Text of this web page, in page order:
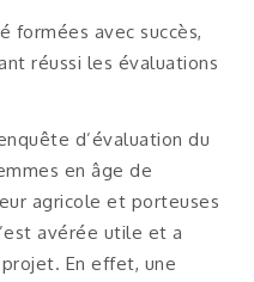
formées avec succès,
réussi les évaluations
d’évaluation du
en âge de
agricole et porteuses
avérée utile et a
En effet, une